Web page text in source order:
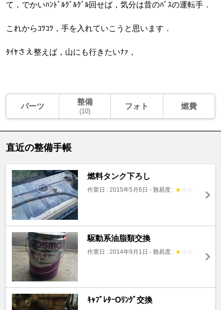
て，でかいﾊﾝﾄﾞﾙｸﾞﾙｸﾞﾙ回せば，気分は昔のﾊﾞｽの運転手．
これからｺﾂｺﾂ，手を入れていこうと思います．
ﾀｲﾔさえ整えば，山にも行きたいﾅｧ，
パーツ 整備
(10)
フォト 燃費
直近の整備手帳
燃料タンク下ろし
作業日 : 2015年5月6日 - 難易度 : ★ ☆ ☆
駆動系油脂類交換
作業日 : 2014年9月1日 - 難易度 : ★ ☆ ☆
ｷｬﾌﾞﾚﾀｰOﾘﾝｸﾞ交換